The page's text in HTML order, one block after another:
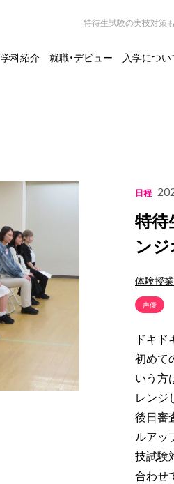
学科紹介 就職・デビュー 入学につい
特待生試験の実技対策
日程
特待
ン
体験授業
声優
ドキド
初めて
いう方
レンジ
後日審
ルアッ
技試験
合わせ